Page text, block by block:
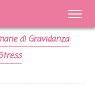
di Gravidanza